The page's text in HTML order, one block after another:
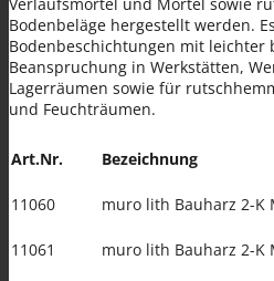
Bodenbeläge hergestellt werden.
Bodenbeschichtungen mit leichter
Beanspruchung in Werkstätten,
Lagerräumen sowie für
und Feuchträumen.
Art.Nr. Bezeichnung
11060 muro lith Bauharz 2-K
11061 muro lith Bauharz 2-K